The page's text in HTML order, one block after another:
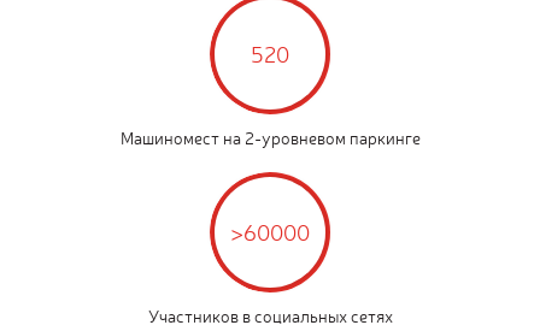
520
Машиномест на 2-уровневом паркинге
>60000
Участников в социальных сетях